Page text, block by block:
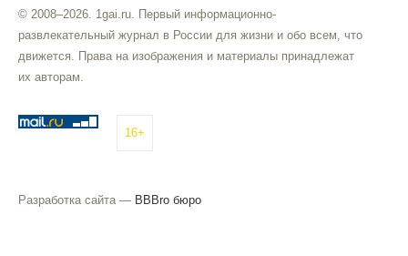
© 2008–2026. 1gai.ru. Первый информационно-
развлекательный журнал в России для жизни и обо всем, что
движется. Права на изображения и материалы принадлежат
их авторам.
16+
Разработка сайта — BBBro бюро